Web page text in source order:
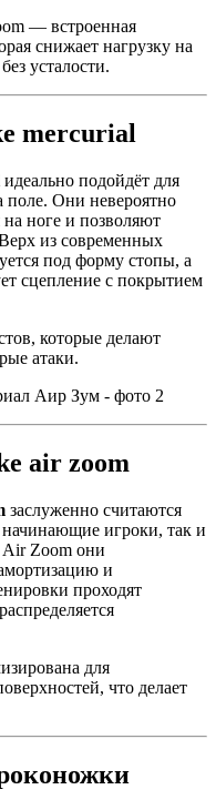
— встроенная
снижает нагрузку на
усталости.
mercurial
идеально подойдёт для
поле. Они невероятно
ноге и позволяют
из современных
под форму стопы, а
сцепление с покрытием
которые делают
атаки.
air zoom
заслуженно считаются
игроки, так и
Air Zoom они
и
проходят
для
что делает